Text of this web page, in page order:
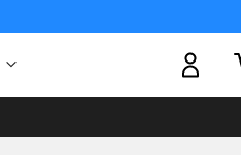
Moneda